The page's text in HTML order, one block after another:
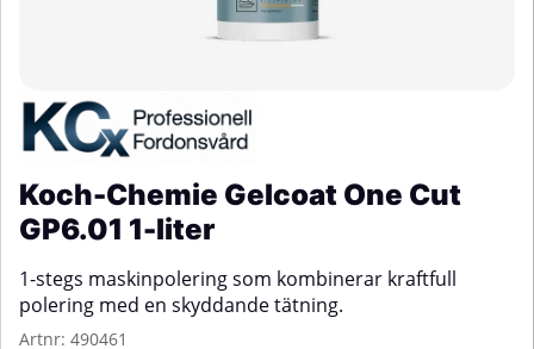
Koch-Chemie Gelcoat One Cut
GP6.01 1-liter
1-stegs maskinpolering som kombinerar kraftfull
polering med en skyddande tätning.
Artnr: 490461